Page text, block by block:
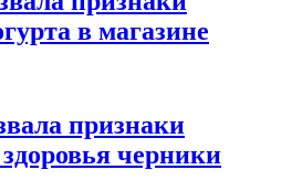
в магазине
признаки
черники